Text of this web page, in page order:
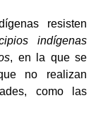
resisten
indígenas
, en la que se
no realizan
como las